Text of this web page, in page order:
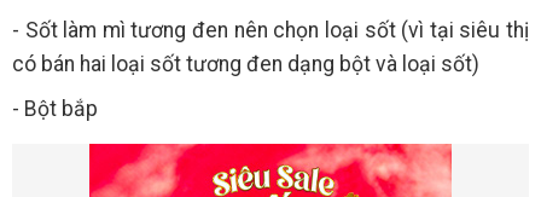
- Sốt làm mì tương đen nên chọn loại sốt (vì tại siêu thị
có bán hai loại sốt tương đen dạng bột và loại sốt)
- Bột bắp